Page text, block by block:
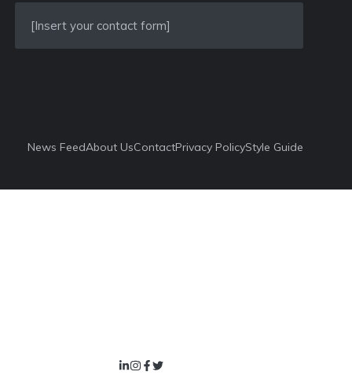
[Insert your contact form]
News FeedAbout UsContactPrivacy PolicyStyle Guide